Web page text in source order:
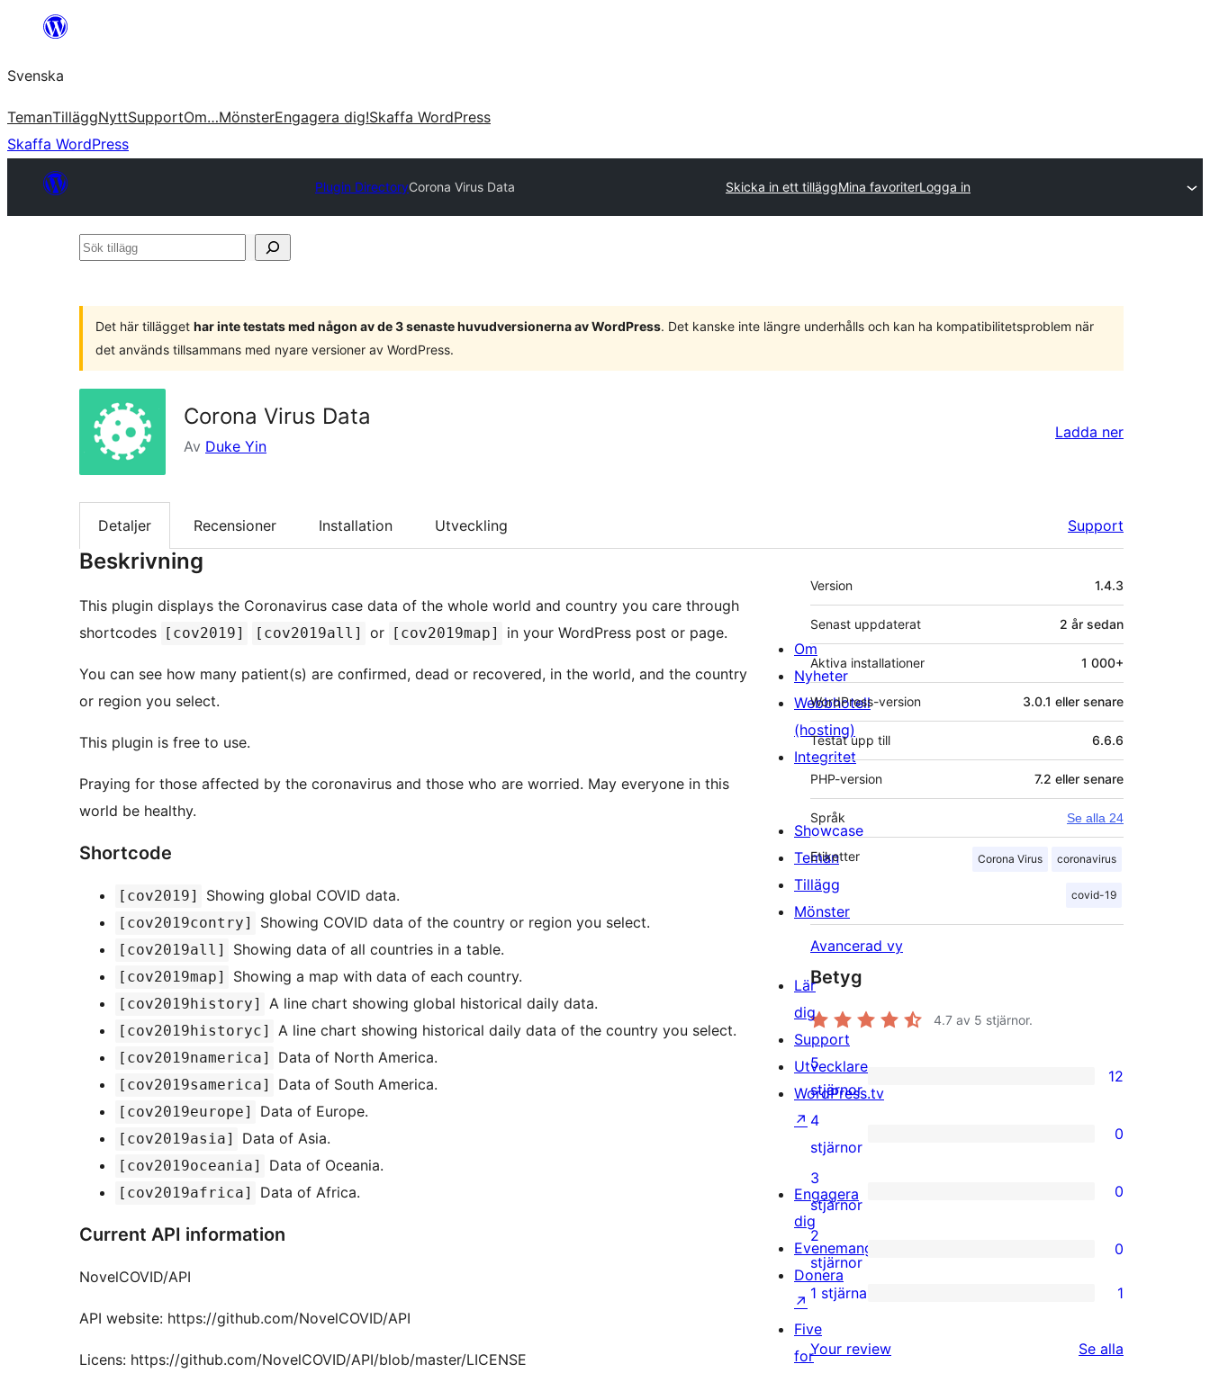
Hoppa
innehåll
Svenska
TemanTilläggNyttSupportOm…MönsterEngagera dig!Skaffa WordPress
Skaffa WordPress
Plugin DirectoryCorona Virus Data Skicka in ett tilläggMina favoriterLogga in
Sök
Det här tillägget har inte testats med någon av de 3 senaste huvudversionerna av WordPress. Det kanske inte längre underhålls och kan ha kompatibilitetsproblem när
det används tillsammans med nyare versioner av WordPress.
Corona Virus Data
Av Duke Yin
Ladda ner
Detaljer Recensioner Installation Utveckling Support
Beskrivning
This plugin displays the Coronavirus case data of the whole world and country you care through
shortcodes
[cov2019] [cov2019all] or [cov2019map] in your WordPress post or page.
You can see how many patient(s) are confirmed, dead or recovered, in the world, and the country
or region you select.
This plugin is free to use.
Praying for those affected by the coronavirus and those who are worried. May everyone in this
world be healthy.
Shortcode
[cov2019] Showing global COVID data.
[cov2019contry] Showing COVID data of the country or region you select.
[cov2019all] Showing data of all countries in a table.
[cov2019map] Showing a map with data of each country.
[cov2019history] A line chart showing global historical daily data.
[cov2019historyc] A line chart showing historical daily data of the country you select.
[cov2019namerica] Data of North America.
[cov2019samerica] Data of South America.
[cov2019europe] Data of Europe.
[cov2019asia] Data of Asia.
[cov2019oceania] Data of Oceania.
[cov2019africa] Data of Africa.
Current API information
NovelCOVID/API
API website: https://github.com/NovelCOVID/API
Licens: https://github.com/NovelCOVID/API/blob/master/LICENSE
Meta
Version 1.4.3
Senast uppdaterat 2 år sedan
Aktiva installationer 1 000+
WordPress-version 3.0.1 eller senare
Testat upp till 6.6.6
PHP-version 7.2 eller senare
Språk Se alla 24
Etiketter Corona Virus coronavirus
covid-19
Avancerad vy
Betyg
4.7 av 5 stjärnor.
12
5-
stjärniga
recensioner
5
stjärnor
12
0
4-
stjärniga
recensioner
4
stjärnor
0
0
3-
stjärniga
recensioner
3
stjärnor
0
0
2-
recensioner
2
stjärnor
0
1-
stjärnig
1 stjärna 1
Your review Se alla
Om
Nyheter
Webbhotell
(hosting)
Integritet
Showcase
Teman
Tillägg
Mönster
Lär
dig
Support
Utvecklare
WordPress.tv
↗
Engagera
dig
Evenemang
Donera
↗
Five
for